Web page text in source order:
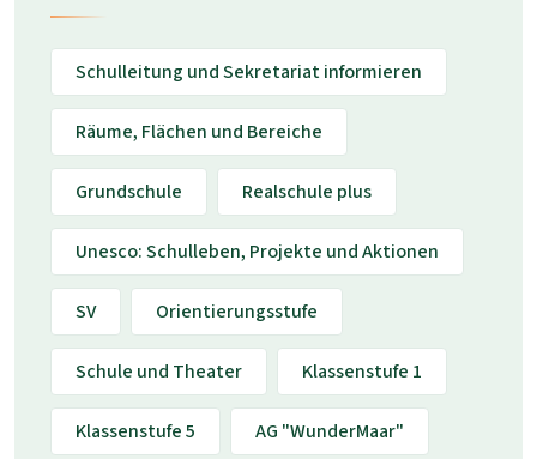
Schulleitung und Sekretariat informieren
Räume, Flächen und Bereiche
Grundschule Realschule plus
Unesco: Schulleben, Projekte und Aktionen
SV Orientierungsstufe
Schule und Theater Klassenstufe 1
Klassenstufe 5 AG "WunderMaar"